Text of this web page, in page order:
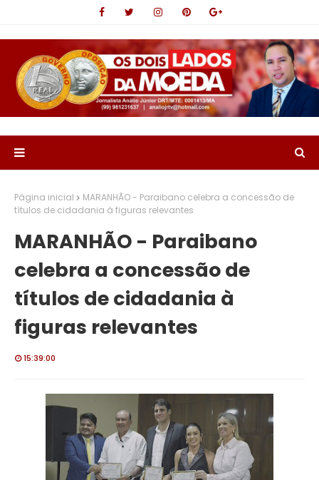
Página inicial
MARANHÃO - Paraibano celebra a concessão de
títulos de cidadania à figuras relevantes
MARANHÃO - Paraibano
celebra a concessão de
títulos de cidadania à
figuras relevantes
15:39:00